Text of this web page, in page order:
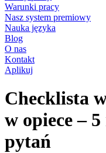
Warunki pracy
Nasz system premiowy
Nauka języka
Blog
O nas
Kontakt
Aplikuj
Checklista
w opiece –
pytań